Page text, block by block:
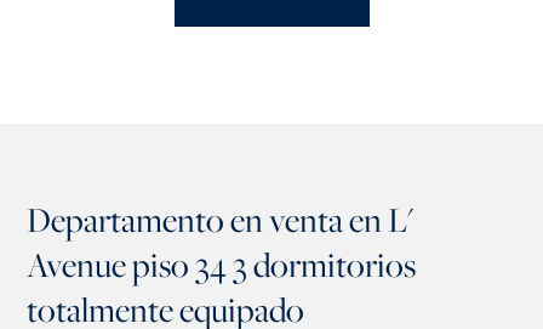
Departamento en venta en L'
Avenue piso 34 3 dormitorios
totalmente equipado